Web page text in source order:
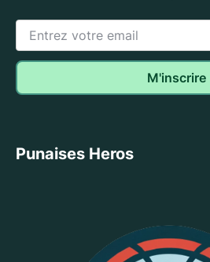
Punaises Heros